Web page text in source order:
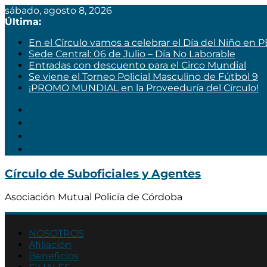
sábado, agosto 8, 2026
Última:
En el Círculo vamos a celebrar el Día del Niño en
Sede Central: 06 de Julio – Día No Laborable
Entradas con descuento para el Circo Mundial
Se viene el Torneo Policial Masculino de Fútbol 9
¡PROMO MUNDIAL en la Proveeduría del Círculo!
Círculo de Suboficiales y Agentes
Asociación Mutual Policía de Córdoba
NOSOTROS
Afiliación
Beneficios